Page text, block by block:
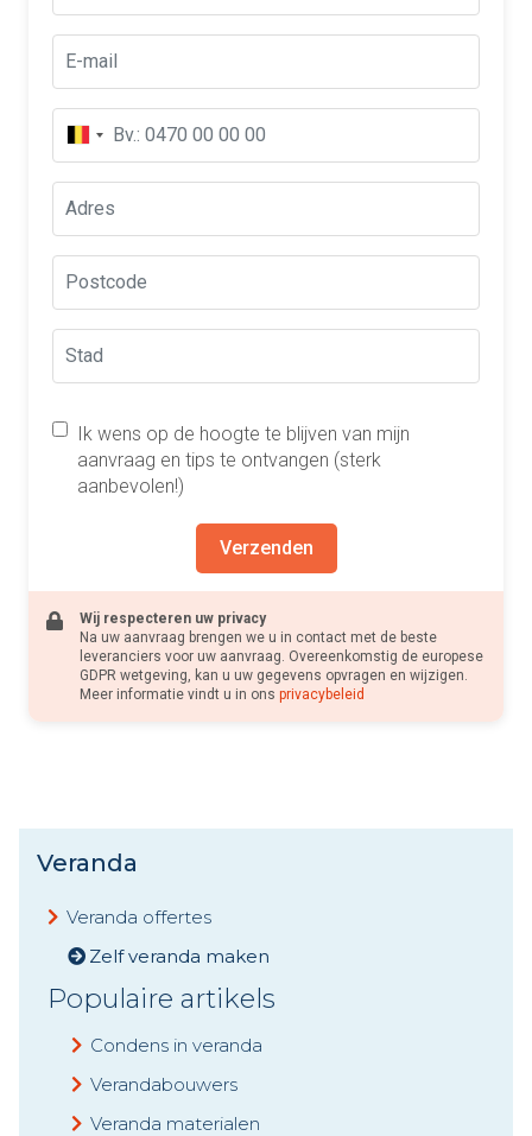
Ik wens op de hoogte te blijven van mijn
aanvraag en tips te ontvangen (sterk
aanbevolen!)
Verzenden
Wij respecteren uw privacy
Na uw aanvraag brengen we u in contact met de beste
leveranciers voor uw aanvraag. Overeenkomstig de europese
GDPR wetgeving, kan u uw gegevens opvragen en wijzigen.
Meer informatie vindt u in ons privacybeleid
Veranda
Veranda offertes
Zelf veranda maken
Populaire artikels
Condens in veranda
Verandabouwers
Veranda materialen